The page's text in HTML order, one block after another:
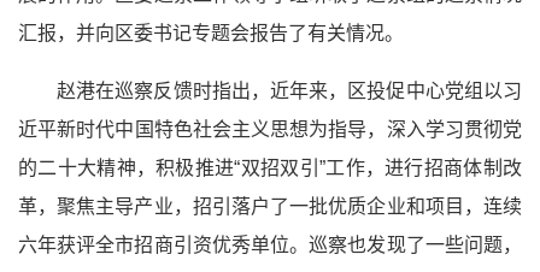
汇报，并向区委书记专题会报告了有关情况。
赵港在巡察反馈时指出，近年来，区投促中心党组以习
近平新时代中国特色社会主义思想为指导，深入学习贯彻党
的二十大精神，积极推进“双招双引”工作，进行招商体制改
革，聚焦主导产业，招引落户了一批优质企业和项目，连续
六年获评全市招商引资优秀单位。巡察也发现了一些问题，